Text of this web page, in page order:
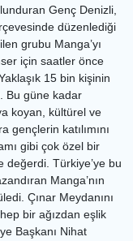
Genç Denizli,
düzenlediği
grubu Manga’yı
için saatler önce
15 bin kişinin
Bu güne kadar
koyan, kültürel ve
katılımını
gibi çok özel bir
Türkiye’ye bu
Manga’nın
Çınar Meydanını
bir ağızdan eşlik
Başkanı Nihat